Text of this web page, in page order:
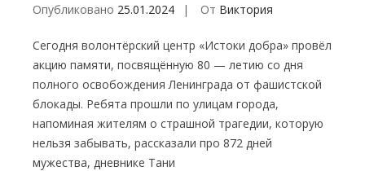
Опубликовано 25.01.2024 От Виктория
Сегодня волонтёрский центр «Истоки добра» провёл
акцию памяти, посвящённую 80 — летию со дня
полного освобождения Ленинграда от фашистской
блокады. Ребята прошли по улицам города,
напоминая жителям о страшной трагедии, которую
нельзя забывать, рассказали про 872 дней
мужества, дневнике Тани